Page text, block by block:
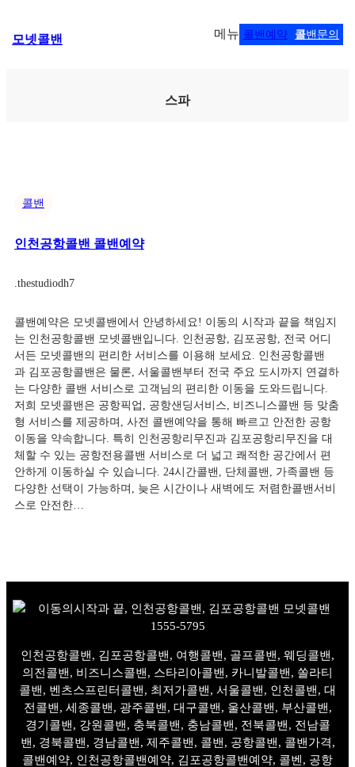
텐
모넷콜밴 메뉴 콜밴예약 콜밴문의
스파
콜밴
인천공항콜밴 콜밴예약
thestudiodh7
콜밴예약은 모넷콜밴에서 안녕하세요! 이동의 시작과 끝을 책임지
는 인천공항콜밴 모넷콜밴입니다. 인천공항, 김포공항, 전국 어디
서든 모넷콜밴의 편리한 서비스를 이용해 보세요. 인천공항콜밴
과 김포공항콜밴은 물론, 서울콜밴부터 전국 주요 도시까지 연결하
는 다양한 콜밴 서비스로 고객님의 편리한 이동을 도와드립니다.
저희 모넷콜밴은 공항픽업, 공항샌딩서비스, 비즈니스콜밴 등 맞춤
형 서비스를 제공하며, 사전 콜밴예약을 통해 빠르고 안전한 공항
이동을 약속합니다. 특히 인천공항리무진과 김포공항리무진을 대
체할 수 있는 공항전용콜밴 서비스로 더 넓고 쾌적한 공간에서 편
안하게 이동하실 수 있습니다. 24시간콜밴, 단체콜밴, 가족콜밴 등
다양한 선택이 가능하며, 늦은 시간이나 새벽에도 저렴한콜밴서비
스로 안전한…
인천공항콜밴, 김포공항콜밴, 여행콜밴, 골프콜밴, 웨딩콜밴,
의전콜밴, 비즈니스콜밴, 스타리아콜밴, 카니발콜밴, 쏠라티
콜밴, 벤츠스프린터콜밴, 최저가콜밴, 서울콜밴, 인천콜밴, 대
전콜밴, 세종콜밴, 광주콜밴, 대구콜밴, 울산콜밴, 부산콜밴,
경기콜밴, 강원콜밴, 충북콜밴, 충남콜밴, 전북콜밴, 전남콜
밴, 경북콜밴, 경남콜밴, 제주콜밴, 콜밴, 공항콜밴, 콜밴가격,
콜밴예약, 인천공항콜밴예약, 김포공항콜밴예약, 콜벤, 공항